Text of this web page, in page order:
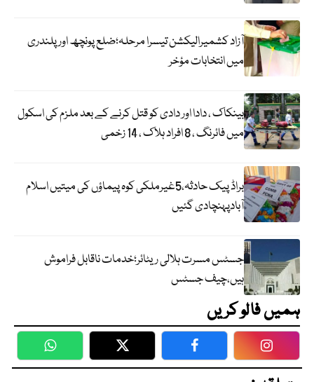
آزاد کشمیرالیکشن تیسرا مرحلہ؛ضلع پونچھ اور پلندری
میں انتخابات مؤخر
بینکاک ، دادا اور دادی کو قتل کرنے کے بعد ملزم کی اسکول
میں فائرنگ ، 8 افراد ہلاک ، 14 زخمی
براڈ پیک حادثہ،5غیرملکی کوہ پیماؤں کی میتیں اسلام
آبادپہنچادی گئیں
جسٹس مسرت ہلالی ریٹائر؛خدمات ناقابل فراموش
ہیں،چیف جسٹس
ہمیں فالو کریں
WhatsApp Twitter Facebook